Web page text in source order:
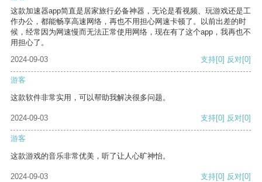
这款加速器app简直是居家旅行必备神器，无论是看视频、玩游戏还是工
作办公，都能畅享高速网络，再也不用担心网速卡顿了。以前出差的时
候，经常因为网速慢而无法正常使用网络，现在有了这个app，我再也不
用担心了。
2024-09-03
支持[0] 反对[0]
游客
这款软件非常实用，可以帮助我解决很多问题。
2024-09-03 支持[0] 反对[0]
游客
这款游戏的音乐非常优美，听了让人心旷神怡。
2024-09-03 支持[0] 反对[0]